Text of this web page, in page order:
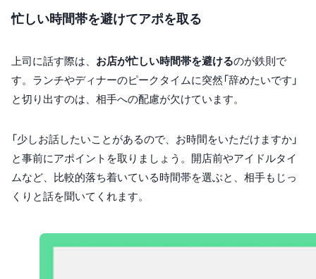
忙しい時間帯を避けてアポを取る
上司に話す際は、 お店が忙しい時間帯を避けるのが鉄則で
す。ランチやディナーのピークタイムに突然「辞めたいです」
と切り出すのは、相手への配慮が欠けています。
「少しお話したいことがあるので、お時間をいただけますか」
と事前にアポイントを取りましょう。開店前やアイドルタイ
ムなど、比較的落ち着いている時間帯を選ぶと、相手もじっ
くりと話を聞いてくれます。